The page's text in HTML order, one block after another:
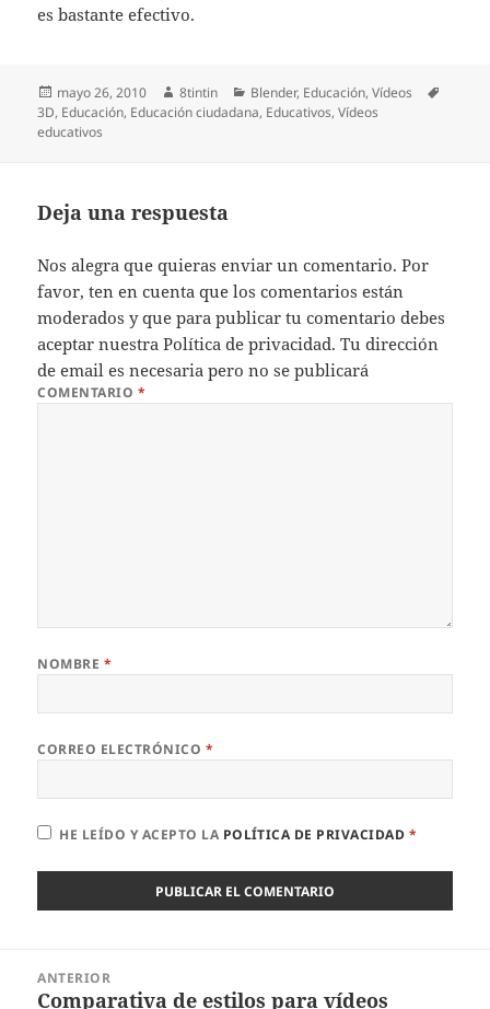
es bastante efectivo.
Publicado
el
mayo 26, 2010 Autor
8tintin Categorías
Blender, Educación,Vídeos
3D, Educación, Educación ciudadana, Educativos,Vídeos
educativos
Deja una respuesta
Nos alegra que quieras enviar un comentario. Por
favor, ten en cuenta que los comentarios están
moderados y que para publicar tu comentario debes
aceptar nuestraPolítica de privacidad. Tu dirección
de email es necesaria pero no se publicará
COMENTARIO *
NOMBRE *
CORREO ELECTRÓNICO *
HE LEÍDO Y ACEPTO LA POLÍTICA DE PRIVACIDAD *
ANTERIOR
Entrada
Comparativa de estilos para vídeos